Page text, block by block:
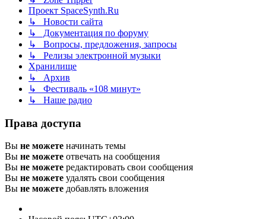
Проект SpaceSynth.Ru
↳ Новости сайта
↳ Документация по форуму
↳ Вопросы, предложения, запросы
↳ Релизы электронной музыки
Хранилище
↳ Архив
↳ Фестиваль «108 минут»
↳ Наше радио
Права доступа
Вы не можете начинать темы
Вы не можете отвечать на сообщения
Вы не можете редактировать свои сообщения
Вы не можете удалять свои сообщения
Вы не можете добавлять вложения